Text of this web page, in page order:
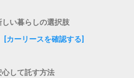
しい暮らしの選択肢
[カーリースを確認する]
心して託す方法